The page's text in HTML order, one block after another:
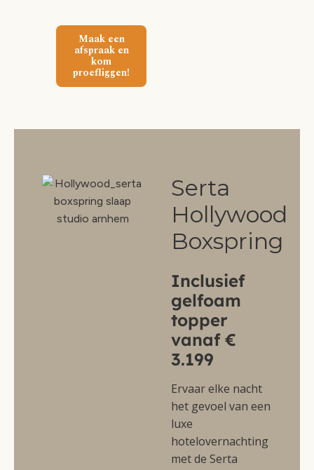
Maak een
afspraak en
kom
proefliggen!
Serta
Hollywood
Boxspring
Inclusief
gelfoam
topper
vanaf €
3.199
Ervaar elke nacht
het gevoel van een
luxe
hotelovernachting
met de Serta